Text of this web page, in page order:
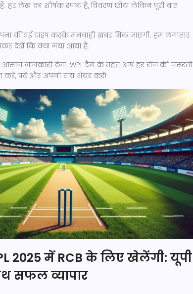
लेख का शीर्षक स्पष्ट है, विवरण छोटा लेकिन पूरी बात
कीवर्ड टाइप करके मनचाही खबर मिल जाएगी. हम लगातार
देखें कि क्या नया आया है.
जानकारी देना. WPL टैग के तहत आप हर रोज़ की ज़रूरतों
पढ़ें और अपनी राय शेयर करें!
2025 में RCB के लिए खेलेंगी: यूपी
सफल व्यापार